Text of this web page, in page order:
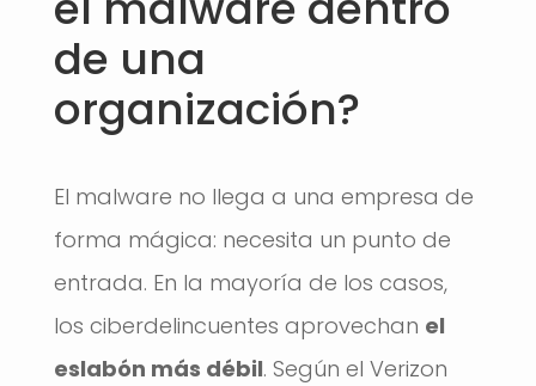
de una
organización?
El malware no llega a una empresa de
forma mágica: necesita un punto de
entrada. En la mayoría de los casos,
los ciberdelincuentes aprovechan el
eslabón más débil. Según el Verizon